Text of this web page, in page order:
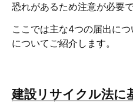
恐れがあるため注意が必要で
ここでは主な4つの届出に
についてご紹介します。
建設リサイクル法に